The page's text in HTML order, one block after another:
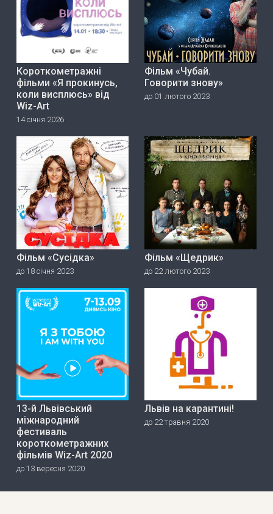
Короткометражні
фільми «Я прокинусь,
коли висплюсь» від
Wiz-Art
14 січня 2026
Фільм «Чубай.
Говорити знову»
до 01 лютого 2023
Фільм «Сусідка»
до 18 січня 2023
Фільм «Щедрик»
до 22 лютого 2023
13-й Львівський
міжнародний
фестиваль
короткометражних
фільмів Wiz-Art 2020
до 13 вересня 2020
Львів на карантині!
до 22 травня 2020